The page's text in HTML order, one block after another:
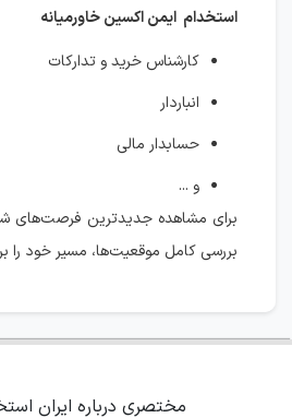
استخدام ایمن اکسین خاورمیانه
کارشناس خرید و تدارکات
انباردار
حسابدار مالی
و ...
برای مشاهده جدیدترین فرصت‌های
بررسی کامل موقعیت‌ها، مسیر خود را
مختصری درباره ایران